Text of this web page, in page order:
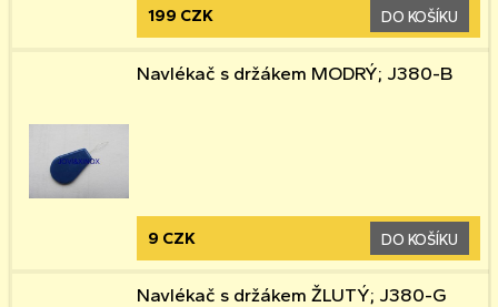
199 CZK DO KOŠÍKU
Navlékač s držákem MODRÝ; J380-B
9 CZK DO KOŠÍKU
Navlékač s držákem ŽLUTÝ; J380-G